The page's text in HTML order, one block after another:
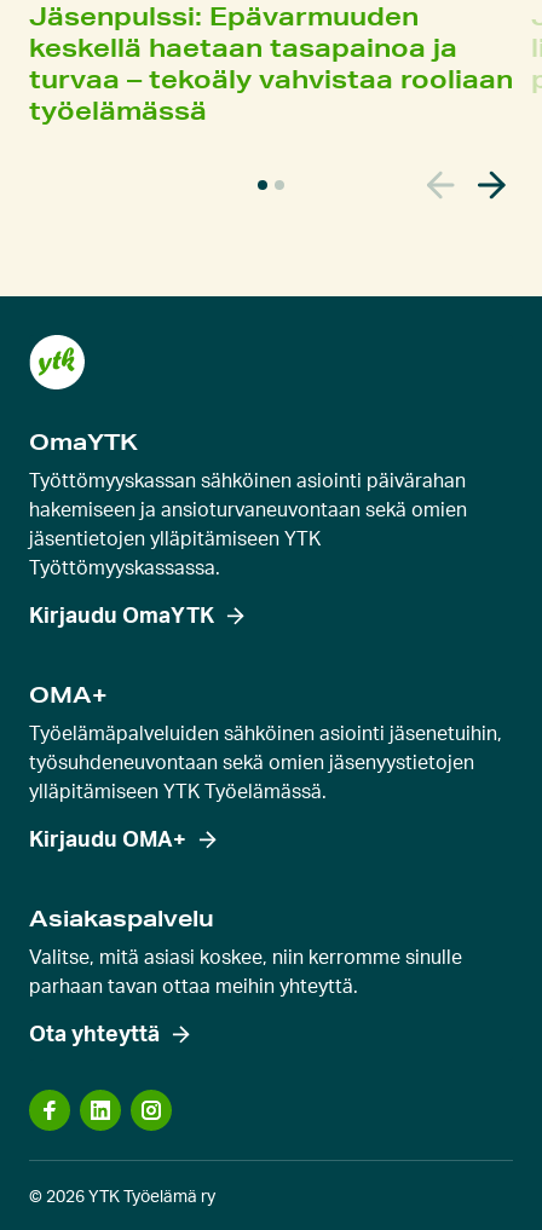
Jäsenpulssi: Epä­varmuuden
keskellä haetaan tasa­painoa ja
turvaa – tekoäly vahvistaa rooliaan
työ­elämässä
e
n
a
r
u
s
e
l
d
a
OmaYTK
Työttömyyskassan sähköinen asiointi päivärahan
hakemiseen ja ansioturvaneuvontaan sekä omien
jäsentietojen ylläpitämiseen YTK
Työttömyyskassassa.
Kirjaudu OmaYTK
OMA+
Työelämäpalveluiden sähköinen asiointi jäsenetuihin,
työsuhdeneuvontaan sekä omien jäsenyystietojen
ylläpitämiseen YTK Työelämässä.
Kirjaudu OMA+
Asiakaspalvelu
Valitse, mitä asiasi koskee, niin kerromme sinulle
parhaan tavan ottaa meihin yhteyttä.
Ota yhteyttä
© 2026 YTK Työelämä ry